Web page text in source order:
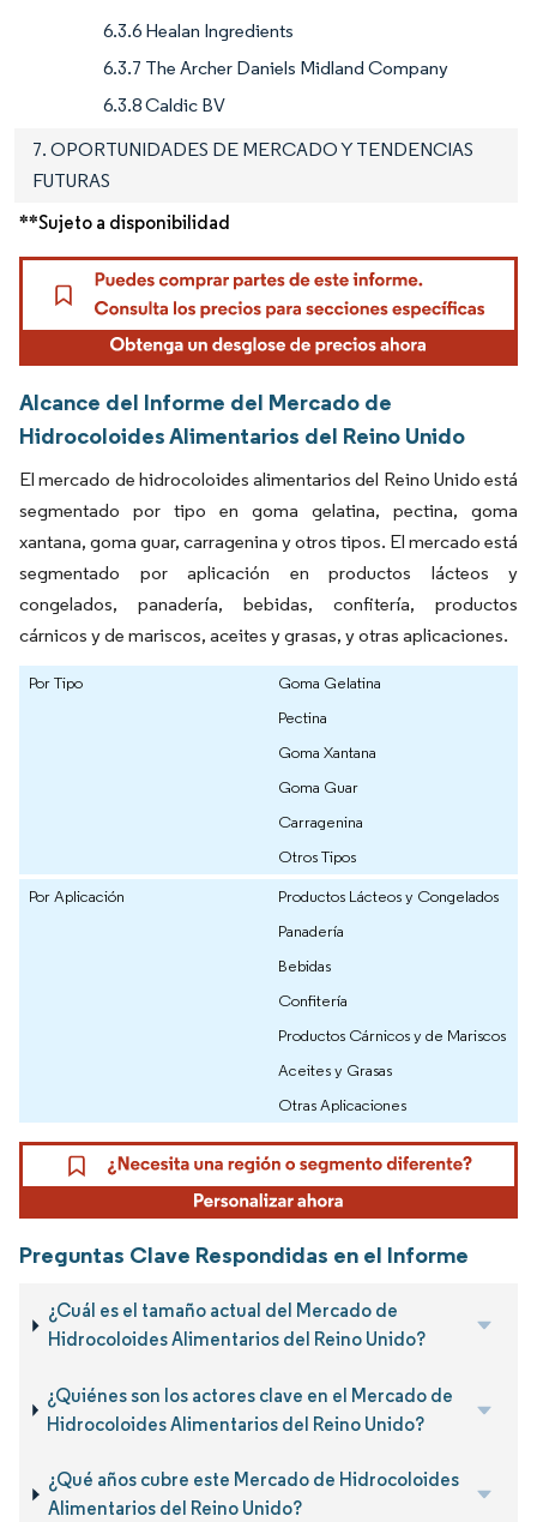
6.3.6 Healan Ingredients
6.3.7 The Archer Daniels Midland Company
6.3.8 Caldic BV
7. OPORTUNIDADES DE MERCADO Y TENDENCIAS
FUTURAS
**Sujeto a disponibilidad
Alcance del Informe del Mercado de
Hidrocoloides Alimentarios del Reino Unido
El mercado de hidrocoloides alimentarios del Reino Unido está
segmentado por tipo en goma gelatina, pectina, goma
xantana, goma guar, carragenina y otros tipos. El mercado está
segmentado por aplicación en productos lácteos y
congelados, panadería, bebidas, confitería, productos
cárnicos y de mariscos, aceites y grasas, y otras aplicaciones.
Por Tipo
Goma Gelatina
Pectina
Goma Xantana
Goma Guar
Carragenina
Otros Tipos
Por Aplicación
Productos Lácteos y Congelados
Panadería
Bebidas
Confitería
Productos Cárnicos y de Mariscos
Aceites y Grasas
Otras Aplicaciones
Preguntas Clave Respondidas en el Informe
¿Cuál es el tamaño actual del Mercado de
Hidrocoloides Alimentarios del Reino Unido?
¿Quiénes son los actores clave en el Mercado de
Hidrocoloides Alimentarios del Reino Unido?
¿Qué años cubre este Mercado de Hidrocoloides
Alimentarios del Reino Unido?